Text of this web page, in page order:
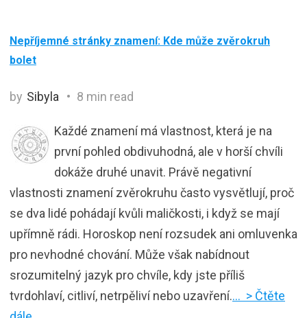
Nepříjemné stránky znamení: Kde může zvěrokruh
bolet
by Sibyla 8 min read
Každé znamení má vlastnost, která je na
první pohled obdivuhodná, ale v horší chvíli
dokáže druhé unavit. Právě negativní
vlastnosti znamení zvěrokruhu často vysvětlují, proč
se dva lidé pohádají kvůli maličkosti, i když se mají
upřímně rádi. Horoskop není rozsudek ani omluvenka
pro nevhodné chování. Může však nabídnout
srozumitelný jazyk pro chvíle, kdy jste příliš
tvrdohlaví, citliví, netrpěliví nebo uzavření.… > Čtěte